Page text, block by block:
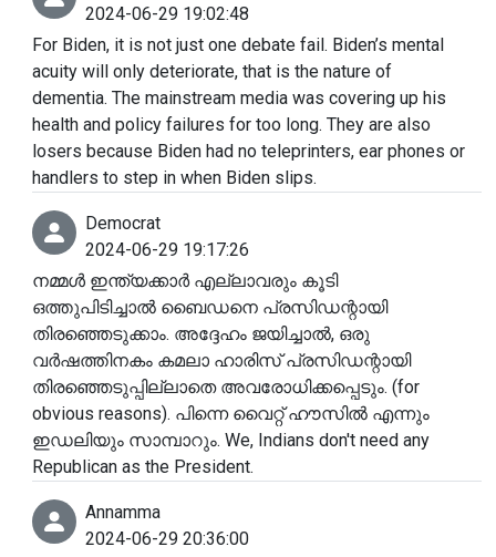
2024-06-29 19:02:48
For Biden, it is not just one debate fail. Biden’s mental
acuity will only deteriorate, that is the nature of
dementia. The mainstream media was covering up his
health and policy failures for too long. They are also
losers because Biden had no teleprinters, ear phones or
handlers to step in when Biden slips.
Democrat
2024-06-29 19:17:26
നമ്മൾ ഇന്ത്യക്കാർ എല്ലാവരും കൂടി
ഒത്തുപിടിച്ചാൽ ബൈഡനെ പ്രസിഡന്റായി
തിരഞ്ഞെടുക്കാം. അദ്ദേഹം ജയിച്ചാൽ, ഒരു
വർഷത്തിനകം കമലാ ഹാരിസ് പ്രസിഡന്റായി
തിരഞ്ഞെടുപ്പില്ലാതെ അവരോധിക്കപ്പെടും. (for
obvious reasons). പിന്നെ വൈറ്റ് ഹൗസിൽ എന്നും
ഇഡലിയും സാമ്പാറും. We, Indians don't need any
Republican as the President.
Annamma
2024-06-29 20:36:00